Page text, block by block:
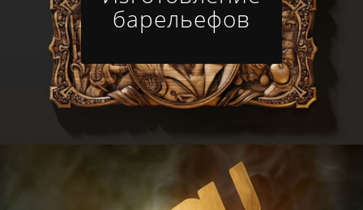
барельефов